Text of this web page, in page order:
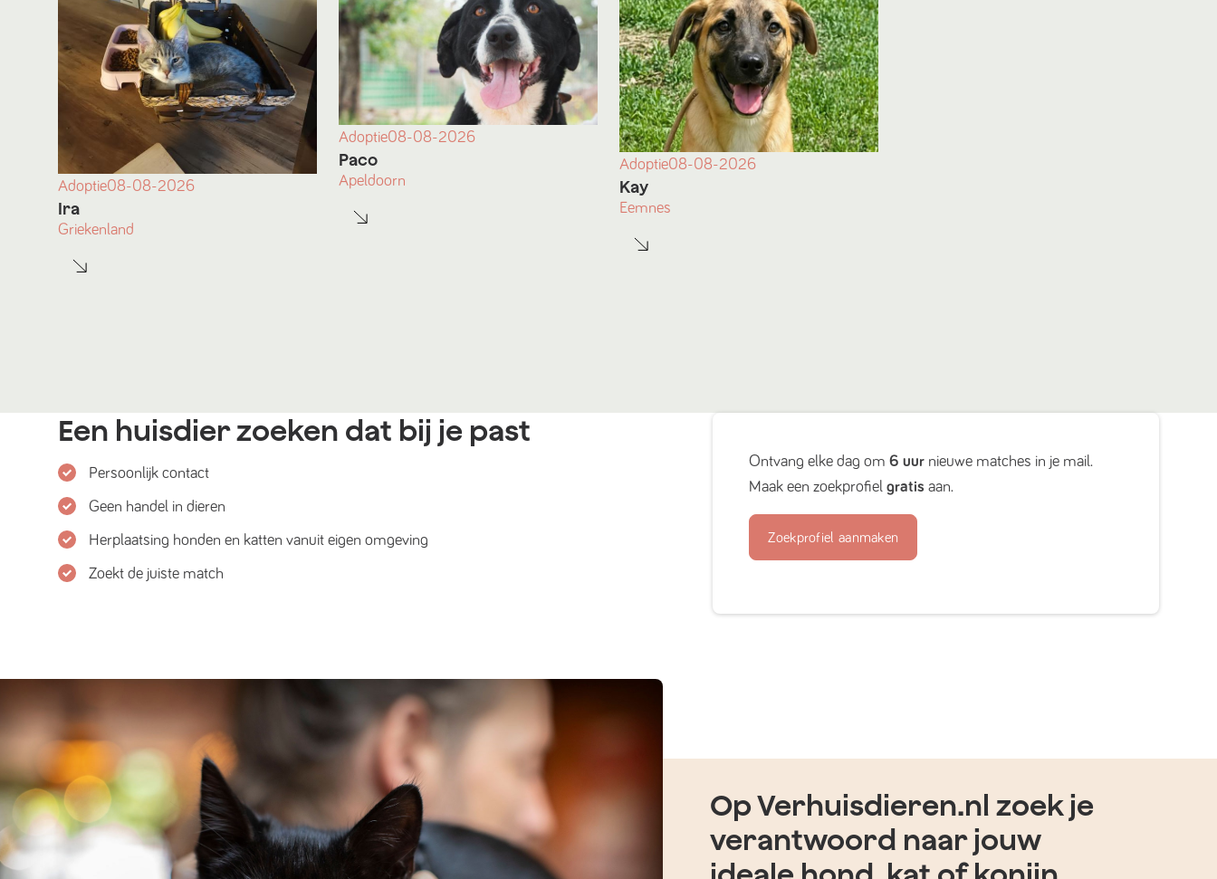
Adoptie08-08-2026
Ira
Griekenland
Adoptie08-08-2026
Paco
Apeldoorn
Adoptie08-08-2026
Kay
Eemnes
Een huisdier zoeken dat bij je past
Persoonlijk contact
Geen handel in dieren
Herplaatsing honden en katten vanuit eigen omgeving
Zoekt de juiste match
Ontvang elke dag om6 uur nieuwe matches in je mail.
Maak een zoekprofielgratis aan.
Zoekprofiel aanmaken
Op Verhuisdieren.nl zoek je
verantwoord naar jouw